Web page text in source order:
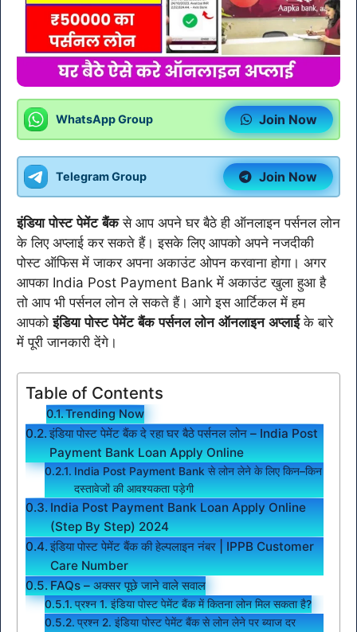
WhatsApp Group Join Now
Telegram Group Join Now
इंडिया पोस्ट पेमेंट बैंकसे आप अपने घर बैठे ही ऑनलाइन पर्सनल लोन
के लिए अप्लाई कर सकते हैं। इसके लिए आपको अपने नजदीकी
पोस्ट ऑफिस में जाकर अपना अकाउंट ओपन करवाना होगा। अगर
आपका India Post Payment Bank में अकाउंट खुला हुआ है
तो आप भी पर्सनल लोन ले सकते हैं। आगे इस आर्टिकल में हम
आपकोइंडिया पोस्ट पेमेंट बैंक पर्सनल लोन ऑनलाइन अप्लाईके बारे
में पूरी जानकारी देंगे।
Table of Contents
Trending Now
इंडिया पोस्ट पेमेंट बैंक दे रहा घर बैठे पर्सनल लोन – India Post
Payment Bank Loan Apply Online
India Post Payment Bank से लोन लेने के लिए किन–किन
दस्तावेजों की आवश्यकता पड़ेगी
India Post Payment Bank Loan Apply Online
(Step By Step) 2024
इंडिया पोस्ट पेमेंट बैंक की हेल्पलाइन नंबर | IPPB Customer
Care Number
FAQs – अक्सर पूछे जाने वाले सवाल
प्रश्न 1. इंडिया पोस्ट पेमेंट बैंक में कितना लोन मिल सकता है?
प्रश्न 2. इंडिया पोस्ट पेमेंट बैंक से लोन लेने पर ब्याज दर